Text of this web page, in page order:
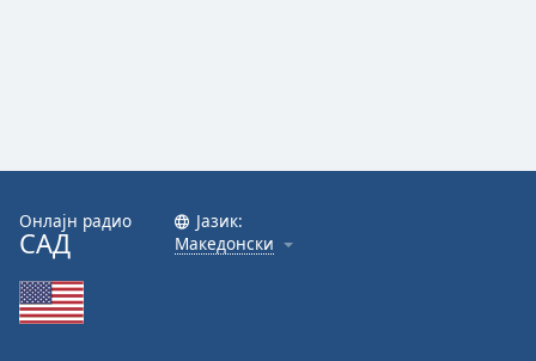
Font
Family
Онлајн радио
САД
Јазик:
Македонски